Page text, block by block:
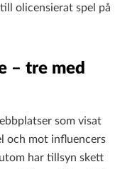
olicensierat spel på
– tre med
som visat
och mot influencers
har tillsyn skett